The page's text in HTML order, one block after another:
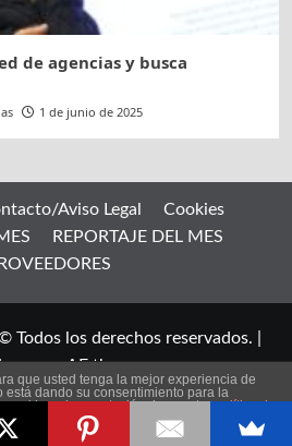
de agencias y busca
1 de junio de 2025
Aviso Legal
Cookies
REPORTAJE DEL MES
Todos los derechos reservados.
por AF themes.
que usted tenga la mejor experiencia de
dando su consentimiento para la
cookies y la aceptación de nuestrapolítica de
información.
plugin cookies